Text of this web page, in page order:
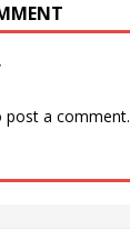
post a comment.